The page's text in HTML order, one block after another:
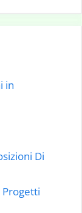
in
Di
Progetti